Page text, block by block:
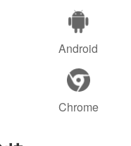
Android
Chrome